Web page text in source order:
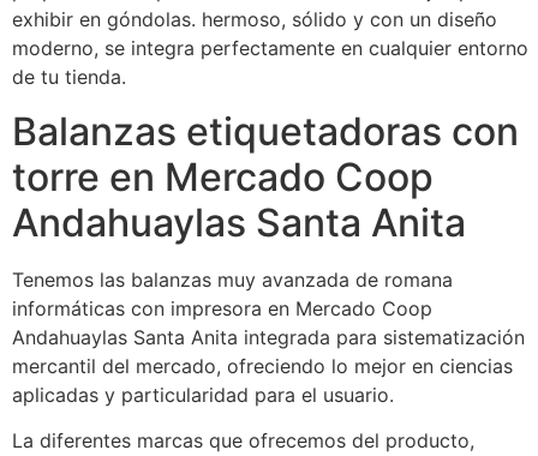
exhibir en góndolas. hermoso, sólido y con un diseño
moderno, se integra perfectamente en cualquier entorno
de tu tienda.
Balanzas etiquetadoras con
torre en Mercado Coop
Andahuaylas Santa Anita
Tenemos las balanzas muy avanzada de romana
informáticas con impresora en Mercado Coop
Andahuaylas Santa Anita integrada para sistematización
mercantil del mercado, ofreciendo lo mejor en ciencias
aplicadas y particularidad para el usuario.
La diferentes marcas que ofrecemos del producto,